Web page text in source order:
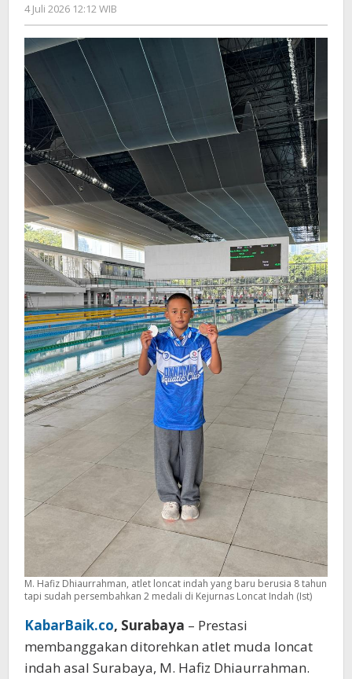
4 Juli 2026 12:12 WIB
Imam
WD
M. Hafiz Dhiaurrahman, atlet loncat indah yang baru berusia 8 tahun
tapi sudah persembahkan 2 medali di Kejurnas Loncat Indah (Ist)
KabarBaik.co, Surabaya – Prestasi
membanggakan ditorehkan atlet muda loncat
indah asal Surabaya, M. Hafiz Dhiaurrahman.